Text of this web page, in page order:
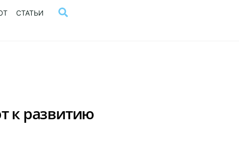
СТАТЬИ
к развитию